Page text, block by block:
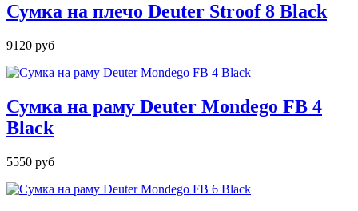
Сумка на плечо Deuter Stroof 8 Black
9120 руб
Сумка на раму Deuter Mondego FB 4
Black
5550 руб